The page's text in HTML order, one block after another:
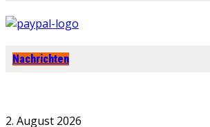
Nachrichten
2. August 2026